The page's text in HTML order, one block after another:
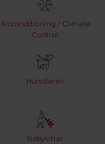
Airconditioning / Climate
Control
Huisdieren
Babysitter